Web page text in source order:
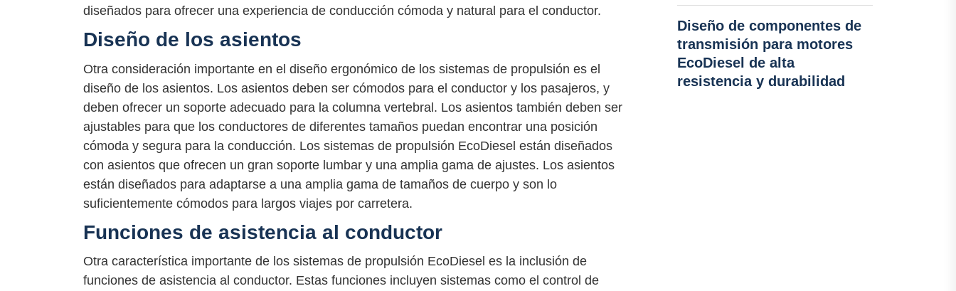
diseñados para ofrecer una experiencia de conducción cómoda y natural para el conductor.
Diseño de los asientos
Otra consideración importante en el diseño ergonómico de los sistemas de propulsión es el
diseño de los asientos. Los asientos deben ser cómodos para el conductor y los pasajeros, y
deben ofrecer un soporte adecuado para la columna vertebral. Los asientos también deben ser
ajustables para que los conductores de diferentes tamaños puedan encontrar una posición
cómoda y segura para la conducción. Los sistemas de propulsión EcoDiesel están diseñados
con asientos que ofrecen un gran soporte lumbar y una amplia gama de ajustes. Los asientos
están diseñados para adaptarse a una amplia gama de tamaños de cuerpo y son lo
suficientemente cómodos para largos viajes por carretera.
Funciones de asistencia al conductor
Otra característica importante de los sistemas de propulsión EcoDiesel es la inclusión de
funciones de asistencia al conductor. Estas funciones incluyen sistemas como el control de
Diseño de componentes de
transmisión para motores
EcoDiesel de alta
resistencia y durabilidad